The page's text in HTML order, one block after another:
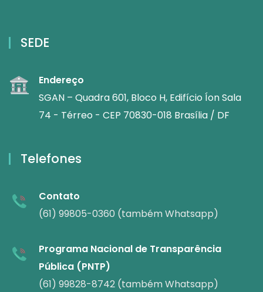
SEDE
Endereço
SGAN – Quadra 601, Bloco H, Edifício Íon Sala
74 - Térreo - CEP 70830-018 Brasília / DF
Telefones
Contato
(61) 99805-0360 (também Whatsapp)
Programa Nacional de Transparência
Pública (PNTP)
(61) 99828-8742 (também Whatsapp)